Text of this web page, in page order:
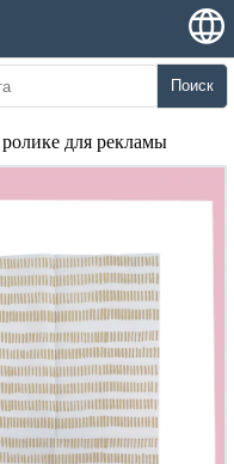
Поиск
для рекламы